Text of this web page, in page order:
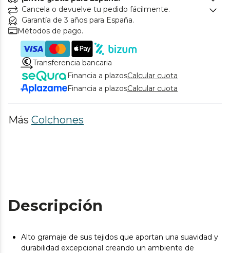
Cancela o devuelve tu pedido fácilmente.
Garantía de 3 años para España.
Métodos de pago.
Transferencia bancaria
Financia a plazosCalcular cuota
Financia a plazosCalcular cuota
Más Colchones
Descripción
Alto gramaje de sus tejidos que aportan una suavidad y
durabilidad excepcional creando un ambiente de